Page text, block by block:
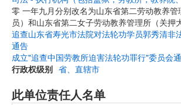
零 一年九月分别改名为山东省第二劳动教养
员）和山东省第二女子劳动教养管理所（关押
追查山东省寿光市法院对法轮功学员郭秀清非
通告
成立"追查中国劳教所迫害法轮功罪行"委员会
行政权级别 省、直辖市
此单位责任人名单